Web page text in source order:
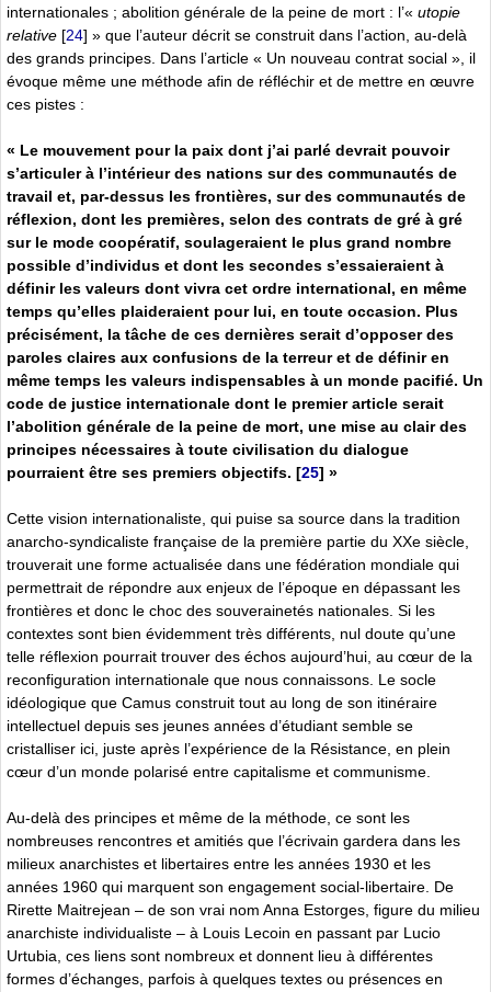
internationales ; abolition générale de la peine de mort : l’« utopie
relative [24] » que l’auteur décrit se construit dans l’action, au-delà
des grands principes. Dans l’article « Un nouveau contrat social », il
évoque même une méthode afin de réfléchir et de mettre en œuvre
ces pistes :
« Le mouvement pour la paix dont j’ai parlé devrait pouvoir
s’articuler à l’intérieur des nations sur des communautés de
travail et, par-dessus les frontières, sur des communautés de
réflexion, dont les premières, selon des contrats de gré à gré
sur le mode coopératif, soulageraient le plus grand nombre
possible d’individus et dont les secondes s’essaieraient à
définir les valeurs dont vivra cet ordre international, en même
temps qu’elles plaideraient pour lui, en toute occasion. Plus
précisément, la tâche de ces dernières serait d’opposer des
paroles claires aux confusions de la terreur et de définir en
même temps les valeurs indispensables à un monde pacifié. Un
code de justice internationale dont le premier article serait
l’abolition générale de la peine de mort, une mise au clair des
principes nécessaires à toute civilisation du dialogue
pourraient être ses premiers objectifs. [25] »
Cette vision internationaliste, qui puise sa source dans la tradition
anarcho-syndicaliste française de la première partie du XXe siècle,
trouverait une forme actualisée dans une fédération mondiale qui
permettrait de répondre aux enjeux de l’époque en dépassant les
frontières et donc le choc des souverainetés nationales. Si les
contextes sont bien évidemment très différents, nul doute qu’une
telle réflexion pourrait trouver des échos aujourd’hui, au cœur de la
reconfiguration internationale que nous connaissons. Le socle
idéologique que Camus construit tout au long de son itinéraire
intellectuel depuis ses jeunes années d’étudiant semble se
cristalliser ici, juste après l’expérience de la Résistance, en plein
cœur d’un monde polarisé entre capitalisme et communisme.
Au-delà des principes et même de la méthode, ce sont les
nombreuses rencontres et amitiés que l’écrivain gardera dans les
milieux anarchistes et libertaires entre les années 1930 et les
années 1960 qui marquent son engagement social-libertaire. De
Rirette Maitrejean – de son vrai nom Anna Estorges, figure du milieu
anarchiste individualiste – à Louis Lecoin en passant par Lucio
Urtubia, ces liens sont nombreux et donnent lieu à différentes
formes d’échanges, parfois à quelques textes ou présences en